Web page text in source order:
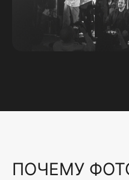
ПОЧЕМУ